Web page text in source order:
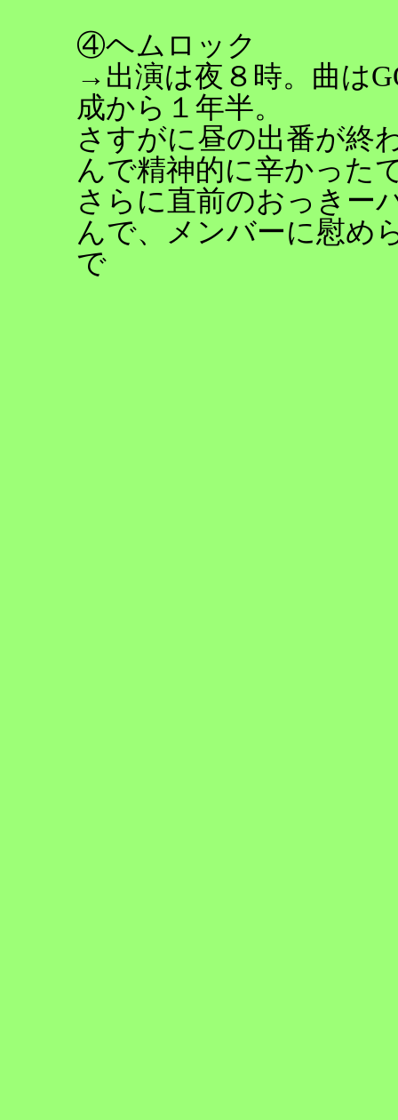
④ヘムロック
→出演は夜８時。曲は
成から１年半。
さすがに昼の出番が終
んで精神的に辛かった
さらに直前のおっきー
んで、メンバーに慰め
で